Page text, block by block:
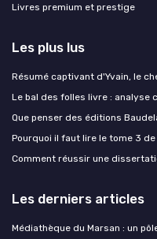
Livres premium et prestige
Les plus lus
Résumé captivant d'Yvain, le
Le bal des folles livre : analyse
Que penser des éditions
Pourquoi il faut lire le tome 3
Comment réussir une
Les derniers articles
Médiathèque du Marsan : un